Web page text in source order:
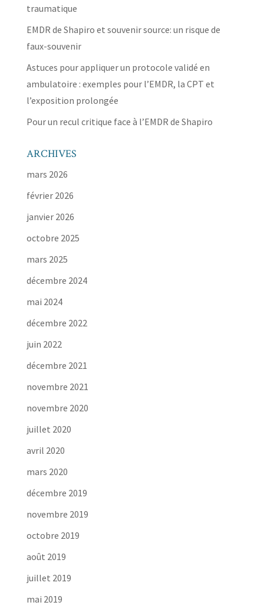
traumatique
EMDR de Shapiro et souvenir source: un risque de
faux-souvenir
Astuces pour appliquer un protocole validé en
ambulatoire : exemples pour l’EMDR, la CPT et
l’exposition prolongée
Pour un recul critique face à l’EMDR de Shapiro
ARCHIVES
mars 2026
février 2026
janvier 2026
octobre 2025
mars 2025
décembre 2024
mai 2024
décembre 2022
juin 2022
décembre 2021
novembre 2021
novembre 2020
juillet 2020
avril 2020
mars 2020
décembre 2019
novembre 2019
octobre 2019
août 2019
juillet 2019
mai 2019